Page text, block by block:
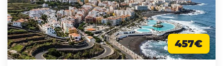
457€